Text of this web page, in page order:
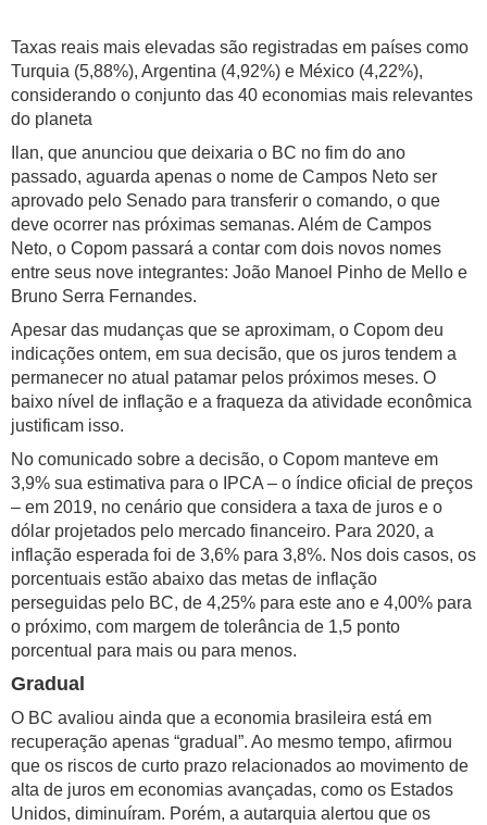
Taxas reais mais elevadas são registradas em países como
Turquia (5,88%), Argentina (4,92%) e México (4,22%),
considerando o conjunto das 40 economias mais relevantes
do planeta
Ilan, que anunciou que deixaria o BC no fim do ano
passado, aguarda apenas o nome de Campos Neto ser
aprovado pelo Senado para transferir o comando, o que
deve ocorrer nas próximas semanas. Além de Campos
Neto, o Copom passará a contar com dois novos nomes
entre seus nove integrantes: João Manoel Pinho de Mello e
Bruno Serra Fernandes.
Apesar das mudanças que se aproximam, o Copom deu
indicações ontem, em sua decisão, que os juros tendem a
permanecer no atual patamar pelos próximos meses. O
baixo nível de inflação e a fraqueza da atividade econômica
justificam isso.
No comunicado sobre a decisão, o Copom manteve em
3,9% sua estimativa para o IPCA – o índice oficial de preços
– em 2019, no cenário que considera a taxa de juros e o
dólar projetados pelo mercado financeiro. Para 2020, a
inflação esperada foi de 3,6% para 3,8%. Nos dois casos, os
porcentuais estão abaixo das metas de inflação
perseguidas pelo BC, de 4,25% para este ano e 4,00% para
o próximo, com margem de tolerância de 1,5 ponto
porcentual para mais ou para menos.
Gradual
O BC avaliou ainda que a economia brasileira está em
recuperação apenas “gradual”. Ao mesmo tempo, afirmou
que os riscos de curto prazo relacionados ao movimento de
alta de juros em economias avançadas, como os Estados
Unidos, diminuíram. Porém, a autarquia alertou que os